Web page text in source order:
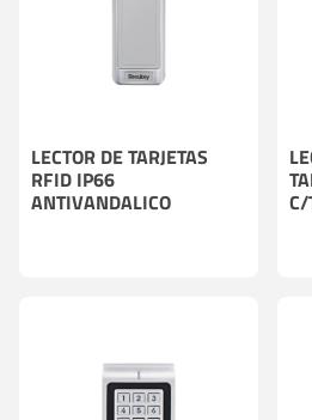
LECTOR DE TARJETAS
RFID IP66
ANTIVANDALICO C/